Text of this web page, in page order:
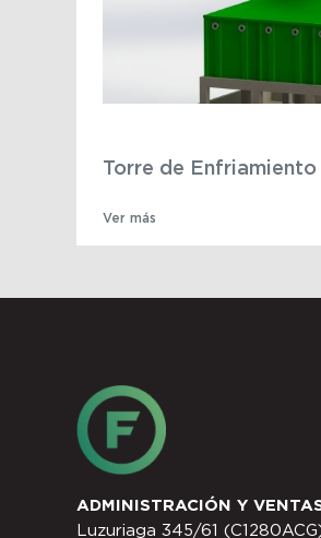
Torre de Enfriamiento
Ver más
ADMINISTRACIÓN Y
Luzuriaga 345/61